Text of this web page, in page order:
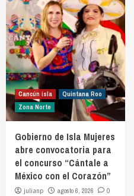
Cancún isla
Quintana Roo
Zona Norte
Gobierno de Isla Mujeres
abre convocatoria para
el concurso “Cántale a
México con el Corazón”
julianp agosto 6, 2026 0